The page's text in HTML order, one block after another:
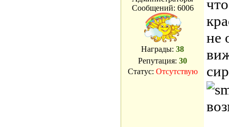
Сообщений: 6006
Награды: 38
Репутация: 30
Статус: Отсутствую
не